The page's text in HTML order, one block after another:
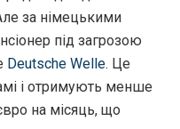
за німецькими
під загрозою
Deutsche Welle. Це
і отримують менше
на місяць, що